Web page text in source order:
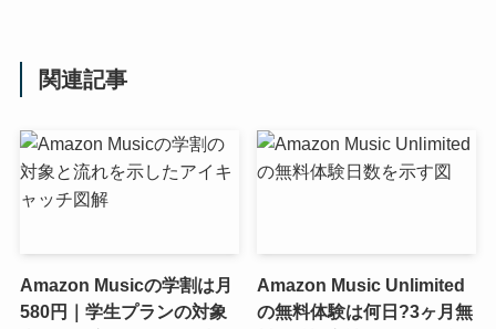
関連記事
Amazon Musicの学割は月
580円｜学生プランの対象
Amazon Music Unlimited
の無料体験は何日?3ヶ月無